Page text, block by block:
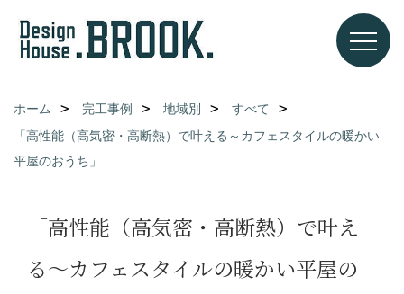
ホーム 完工事例 地域別
すべて
「高性能（高気密・高断熱）で叶える～カフェスタイルの暖かい
平屋のおうち」
「高性能（高気密・高断熱）で叶え
る～カフェスタイルの暖かい平屋の